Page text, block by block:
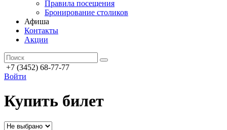
Правила посещения
Бронирование столиков
Афиша
Контакты
Акции
+7 (3452) 68-77-77
Войти
Купить билет